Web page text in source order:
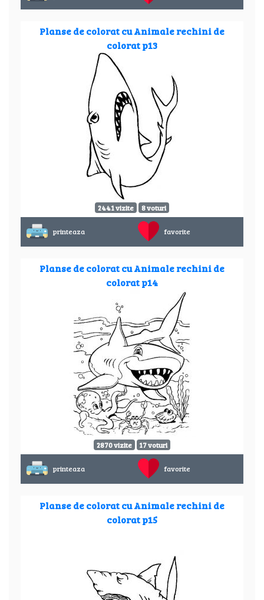
Planse de colorat cu Animale rechini de
colorat p13
2441 vizite 8 voturi
printeaza favorite
Planse de colorat cu Animale rechini de
colorat p14
2870 vizite 17 voturi
printeaza favorite
Planse de colorat cu Animale rechini de
colorat p15